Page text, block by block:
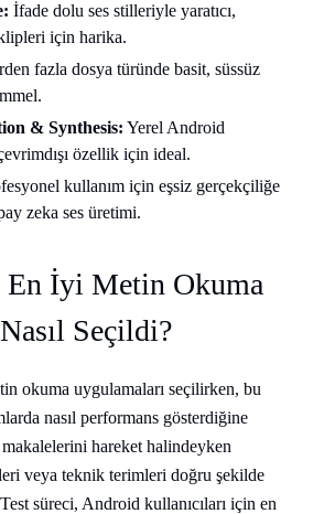
İfade dolu ses stilleriyle yaratıcı,
için harika.
fazla dosya türünde basit, süssüz
& Synthesis: Yerel Android
özellik için ideal.
kullanım için eşsiz gerçekçiliğe
zeka ses üretimi.
İyi Metin Okuma
Seçildi?
okuma uygulamaları seçilirken, bu
nasıl performans gösterdiğine
hareket halindeyken
veya teknik terimleri doğru şekilde
süreci, Android kullanıcıları için en